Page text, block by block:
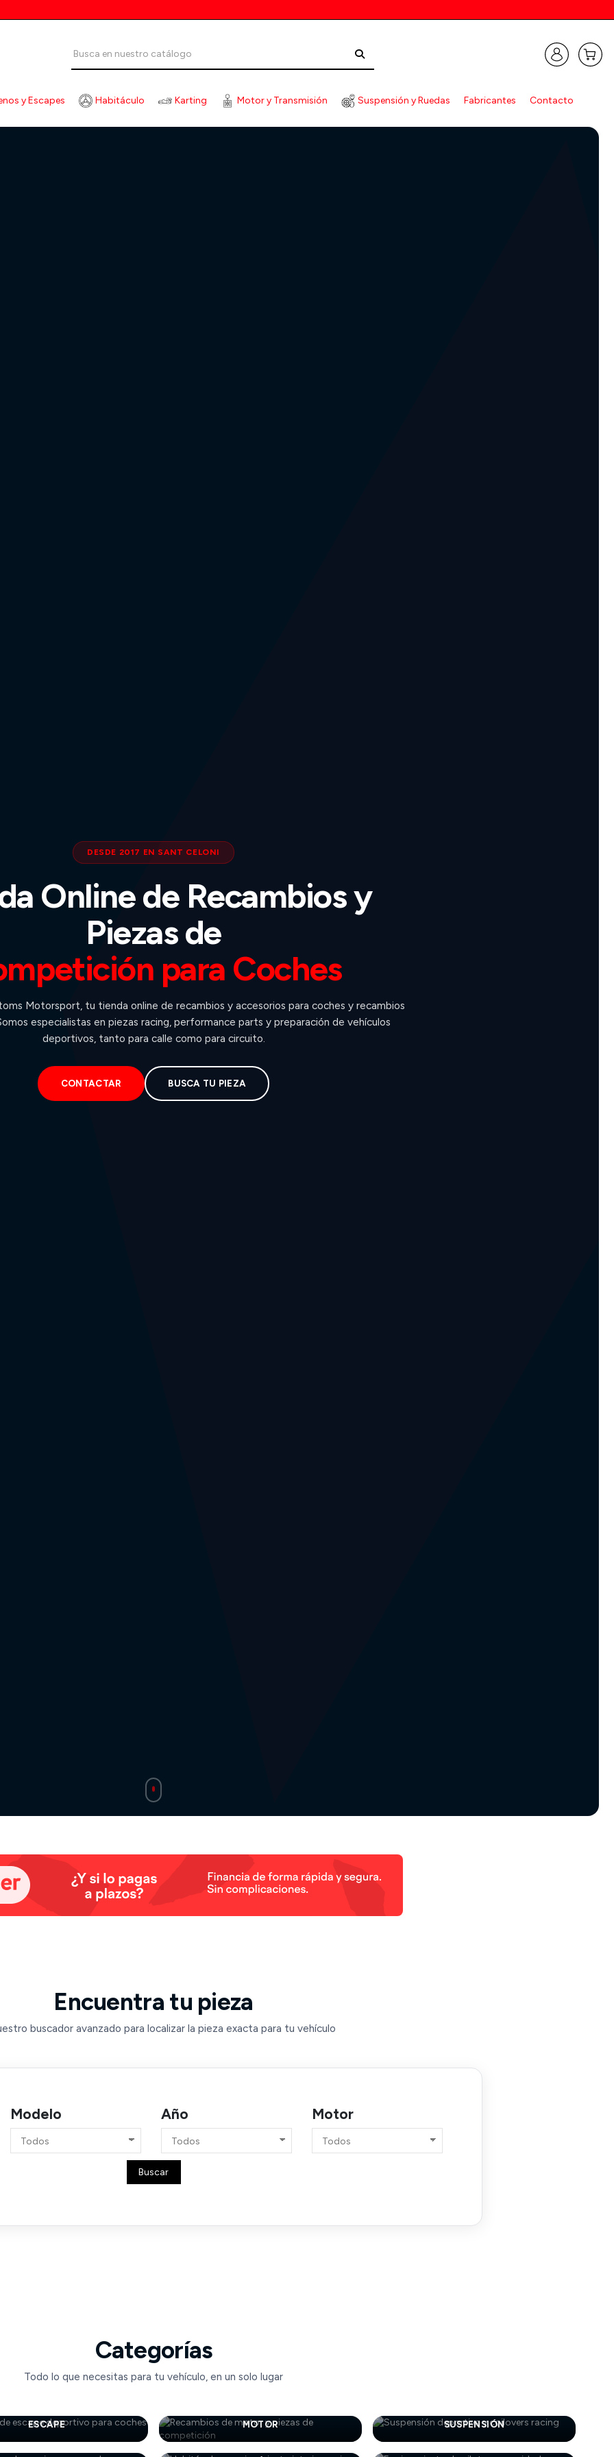
y Escapes Habitáculo Karting Motor y Transmisión Suspensión y Ruedas Fabricantes Contacto
DESDE 2017 EN SANT CELONI
Online de Recambios y
Piezas de
para Coches
Motorsport, tu tienda online de recambios y accesorios para coches y recambios
especialistas en piezas racing, performance parts y preparación de vehículos
deportivos, tanto para calle como para circuito.
CONTACTAR BUSCA TU PIEZA
Encuentra tu pieza
buscador avanzado para localizar la pieza exacta para tu vehículo
Modelo Año Motor
Categorías
Todo lo que necesitas para tu vehículo, en un solo lugar
ESCAPE MOTOR SUSPENSIÓN